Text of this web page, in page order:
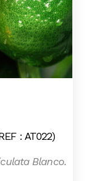
: AT022)
Blanco.